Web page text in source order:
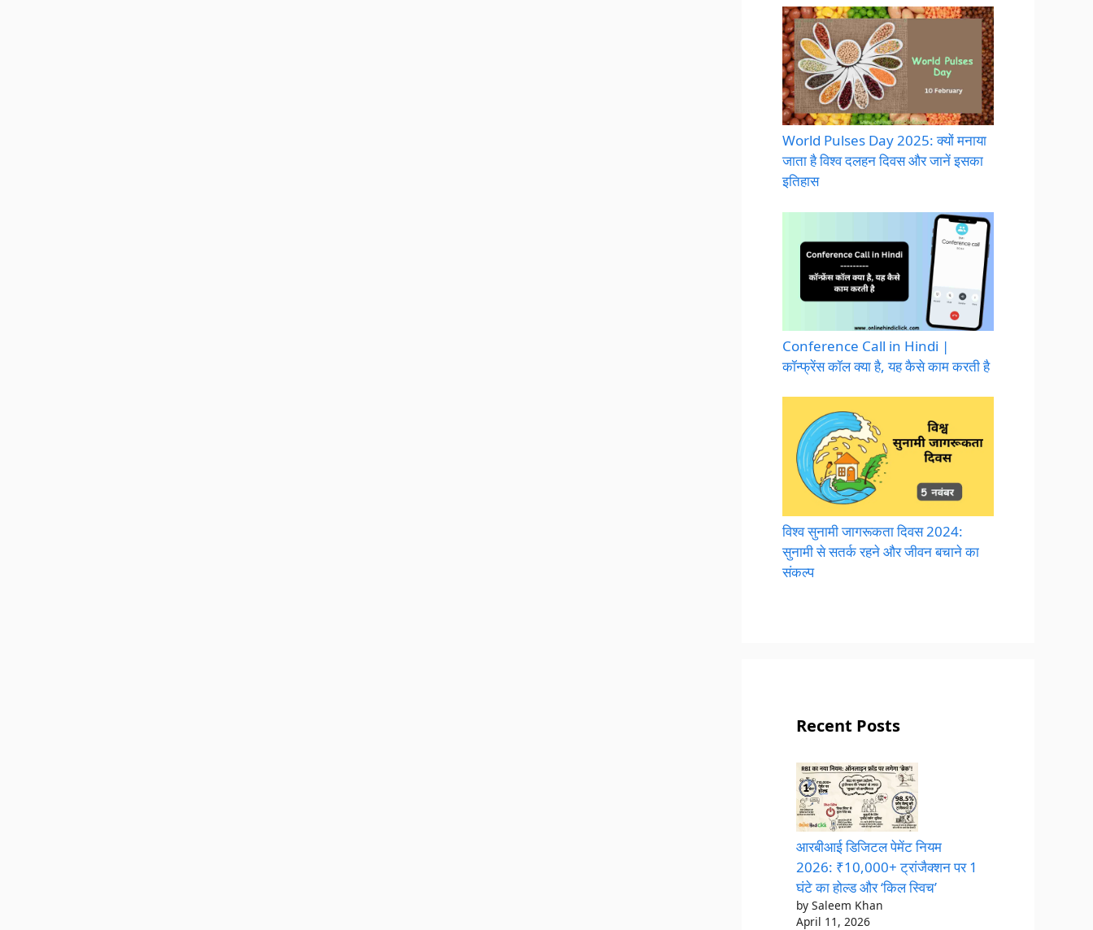
World Pulses Day 2025: क्यों मनाया
जाता है विश्व दलहन दिवस और जानें इसका
इतिहास
Conference Call in Hindi |
कॉन्फ्रेंस कॉल क्या है, यह कैसे काम करती है
विश्व सुनामी जागरूकता दिवस 2024:
सुनामी से सतर्क रहने और जीवन बचाने का
संकल्प
Recent Posts
आरबीआई डिजिटल पेमेंट नियम
2026: ₹10,000+ ट्रांजैक्शन पर 1
घंटे का होल्ड और ‘किल स्विच’
by Saleem Khan
April 11, 2026